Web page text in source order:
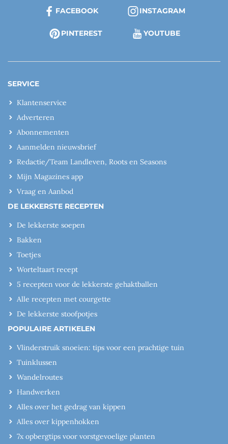
FACEBOOK INSTAGRAM
PINTEREST YOUTUBE
SERVICE
Klantenservice
Adverteren
Abonnementen
Aanmelden nieuwsbrief
Redactie/Team Landleven, Roots en Seasons
Mijn Magazines app
Vraag en Aanbod
DE LEKKERSTE RECEPTEN
De lekkerste soepen
Bakken
Toetjes
Worteltaart recept
5 recepten voor de lekkerste gehaktballen
Alle recepten met courgette
De lekkerste stoofpotjes
POPULAIRE ARTIKELEN
Vlinderstruik snoeien: tips voor een prachtige tuin
Tuinklussen
Wandelroutes
Handwerken
Alles over het gedrag van kippen
Alles over kippenhokken
7x opbergtips voor vorstgevoelige planten